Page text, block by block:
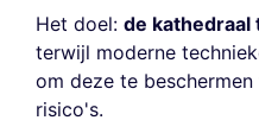
Het doel: de
terwijl moderne
om deze te
risico's.